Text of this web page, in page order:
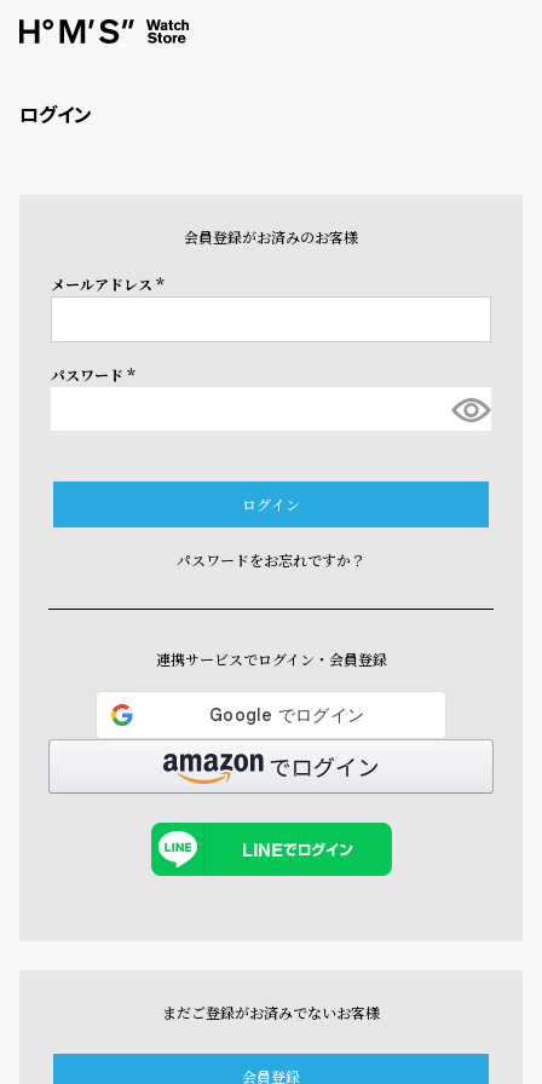
ログイン
会員登録がお済みのお客様
メールアドレス
(必
パスワード
(必
ログイン
パスワードをお忘れですか？
連携サービスでログイン・会員登録
まだご登録がお済みでないお客様
会員登録